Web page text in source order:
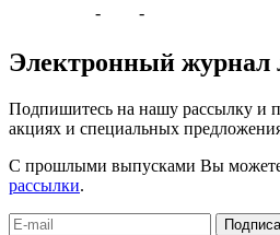
-
-
Электронный журнал
Подпишитесь на нашу рассылку и
акциях и специальных
С прошлыми выпусками Вы можете
рассылки.